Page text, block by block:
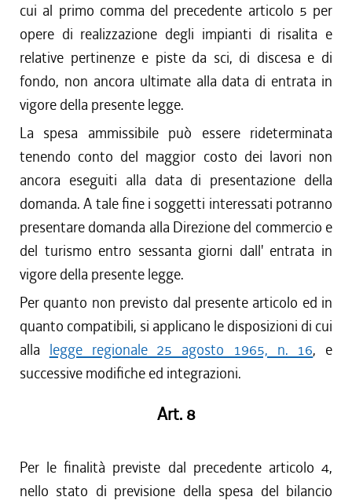
cui al primo comma del precedente articolo 5 per
opere di realizzazione degli impianti di risalita e
relative pertinenze e piste da sci, di discesa e di
fondo, non ancora ultimate alla data di entrata in
vigore della presente legge.
La spesa ammissibile può essere rideterminata
tenendo conto del maggior costo dei lavori non
ancora eseguiti alla data di presentazione della
domanda. A tale fine i soggetti interessati potranno
presentare domanda alla Direzione del commercio e
del turismo entro sessanta giorni dall' entrata in
vigore della presente legge.
Per quanto non previsto dal presente articolo ed in
quanto compatibili, si applicano le disposizioni di cui
alla legge regionale 25 agosto 1965, n. 16, e
successive modifiche ed integrazioni.
Art. 8
Per le finalità previste dal precedente articolo 4,
nello stato di previsione della spesa del bilancio